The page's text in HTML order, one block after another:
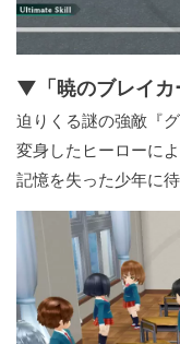
▼「暁のブレイカ
迫りくる謎の強敵『
変身したヒーローに
記憶を失った少年に